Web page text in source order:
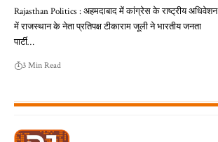
Rajasthan Politics : अहमदाबाद में कांग्रेस के राष्ट्रीय अधिवेशन
में राजस्थान के नेता प्रतिपक्ष टीकाराम जूली ने भारतीय जनता
पार्टी…
3 Min Read